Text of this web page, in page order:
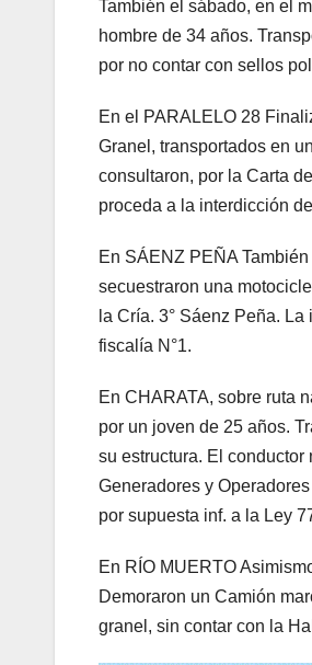
También el sábado, en el
hombre de 34 años.
por no contar con sellos
En el PARALELO 28
Granel, transportados en
consultaron, por la Carta
proceda a la interdicción
En SÁENZ PEÑA
secuestraron una
la Cría. 3° Sáenz Peña.
fiscalía N°1.
En CHARATA, sobre ruta
por un joven de 25 años.
su estructura. El
Generadores y
por supuesta inf. a la Ley
En RÍO MUERTO
Demoraron un Camión
granel, sin contar con la